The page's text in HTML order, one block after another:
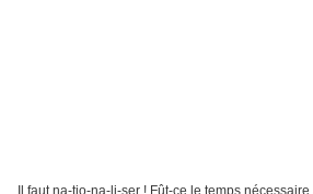
Il faut na-tio-na-li-ser ! Fût-ce le temps nécessaire